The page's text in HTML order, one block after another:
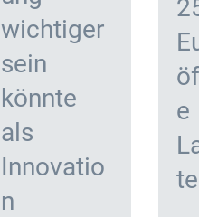
wichtiger
sein
könnte
als
Innovatio
n
e
te